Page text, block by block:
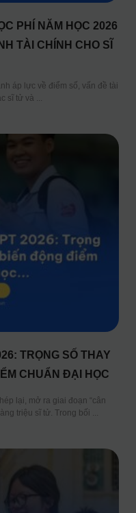
PHÍ NĂM HỌC 2026
TÀI CHÍNH CHO SĨ
áp lực về điểm số, vấn đề tài
sĩ tử và
TRỌNG SỐ THAY
CHUẨN ĐẠI HỌC
lại, mở ra giai đoạn “cân
triệu sĩ tử. Trong bối